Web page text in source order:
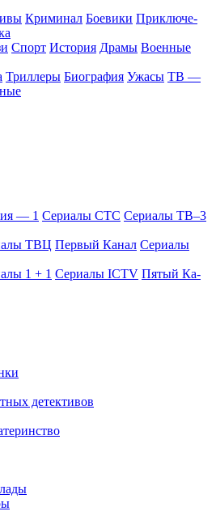
Кри­ми­нал Бое­ви­ки При­клю­че­
Спорт Ис­то­рия Дра­мы Во­ен­ные
Трил­ле­ры Био­гра­фия Ужа­сы ТВ —
— 1 Се­риа­лы СТС Се­риа­лы ТВ–3
ТВЦ Пер­вый Ка­нал Се­риа­лы
1 + 1 Се­риа­лы ICTV Пя­тый Ка­
детективов